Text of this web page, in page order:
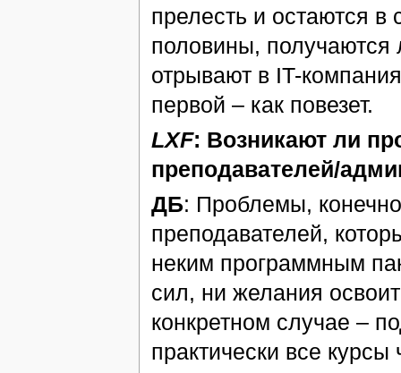
прелесть и остаются в
половины, получаются
отрывают в IT-
первой – как повезет.
LXF: Возникают ли
преподавателей/
ДБ: Проблемы,
преподавателей,
неким программным
сил, ни желания
конкретном случае –
практически все